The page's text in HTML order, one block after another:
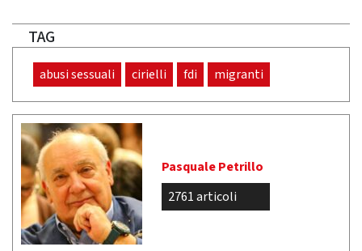
TAG
abusi sessuali cirielli fdi migranti
Pasquale Petrillo
2761 articoli